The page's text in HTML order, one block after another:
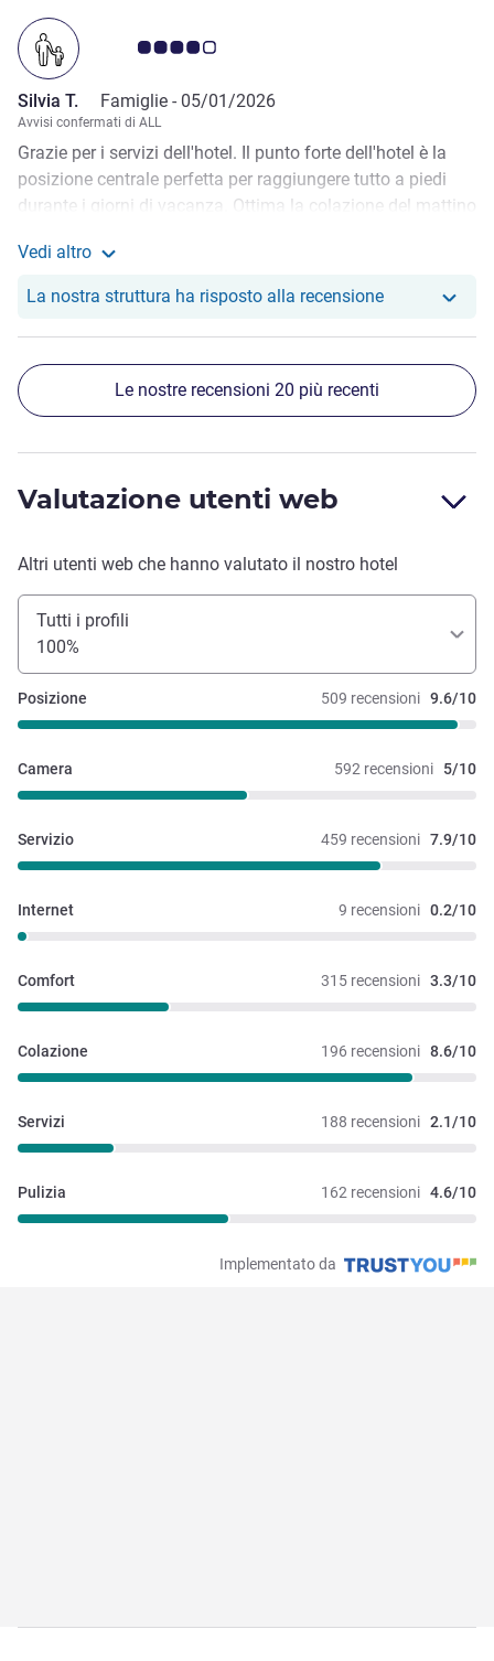
Giudizio clienti 4.0/5
Silvia T. Famiglie - 05/01/2026
Avvisi confermati di ALL
Grazie per i servizi dell'hotel. Il punto forte dell'hotel è la
posizione centrale perfetta per raggiungere tutto a piedi
durante i giorni di vacanza. Ottima la colazione del mattino
corridoio. Personale gentile e poco invadente, per me
perfetto. Unica cosa che cambierei è il pavimento: togliere
la moquette, almeno nella parte di pavimento vicina al
bagno. Capita che si bagni con l'acqua della doccia (la
doccia non ha la porta chiusa) quindi poi causa cattivo
odore.
Vedi altro
La nostra struttura ha risposto alla recensioneIl nostro hotel
Le nostre recensioni 20 più recenti
Valutazione utenti web
Altri utenti web che hanno valutato il nostro hotel
Tutti i profili
100%
509 recensioni 9.6/10
Posizione
592 recensioni 5/10
Camera
459 recensioni 7.9/10
Servizio
9 recensioni 0.2/10
Internet
315 recensioni 3.3/10
Comfort
196 recensioni 8.6/10
Colazione
188 recensioni 2.1/10
Servizi
162 recensioni 4.6/10
Pulizia
Implementato da